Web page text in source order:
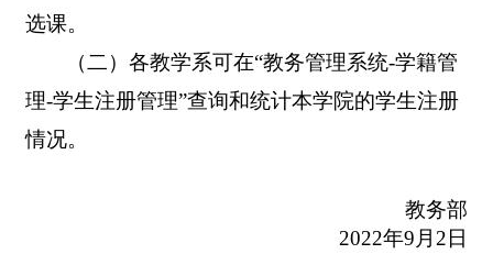
选课。
（二）各教学系可在“教务管理系统-学籍管
理-学生注册管理”查询和统计本学院的学生注册
情况。
教务部
2022年9月2日